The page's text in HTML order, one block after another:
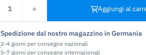
1 Aggiungi al
Spedizione dal nostro magazzino in Germania
2-4 giorni per consegne nazionali
5-7 giorni per consegne internazionali